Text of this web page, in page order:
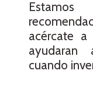
acércate
ayudaran
cuando